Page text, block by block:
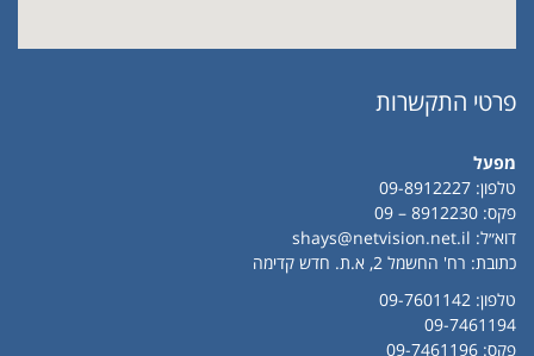
פרטי התקשרות
מפעל
טלפון: 09-8912227
פקס: 8912230 – 09
דוא״ל: shays@netvision.net.il
כתובת: רח' החשמל 2, א.ת. חדש קדימה
טלפון: 09-7601142
09-7461194
פקס: 09-7461196